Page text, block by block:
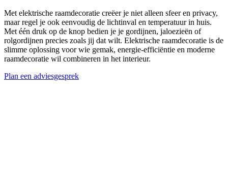
Met elektrische raamdecoratie creëer je niet alleen sfeer en privacy,
maar regel je ook eenvoudig de lichtinval en temperatuur in huis.
Met één druk op de knop bedien je je gordijnen, jaloezieën of
rolgordijnen precies zoals jij dat wilt. Elektrische raamdecoratie is de
slimme oplossing voor wie gemak, energie-efficiëntie en moderne
raamdecoratie wil combineren in het interieur.
Plan een adviesgesprek